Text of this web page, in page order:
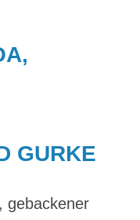
GURKE
gebackener